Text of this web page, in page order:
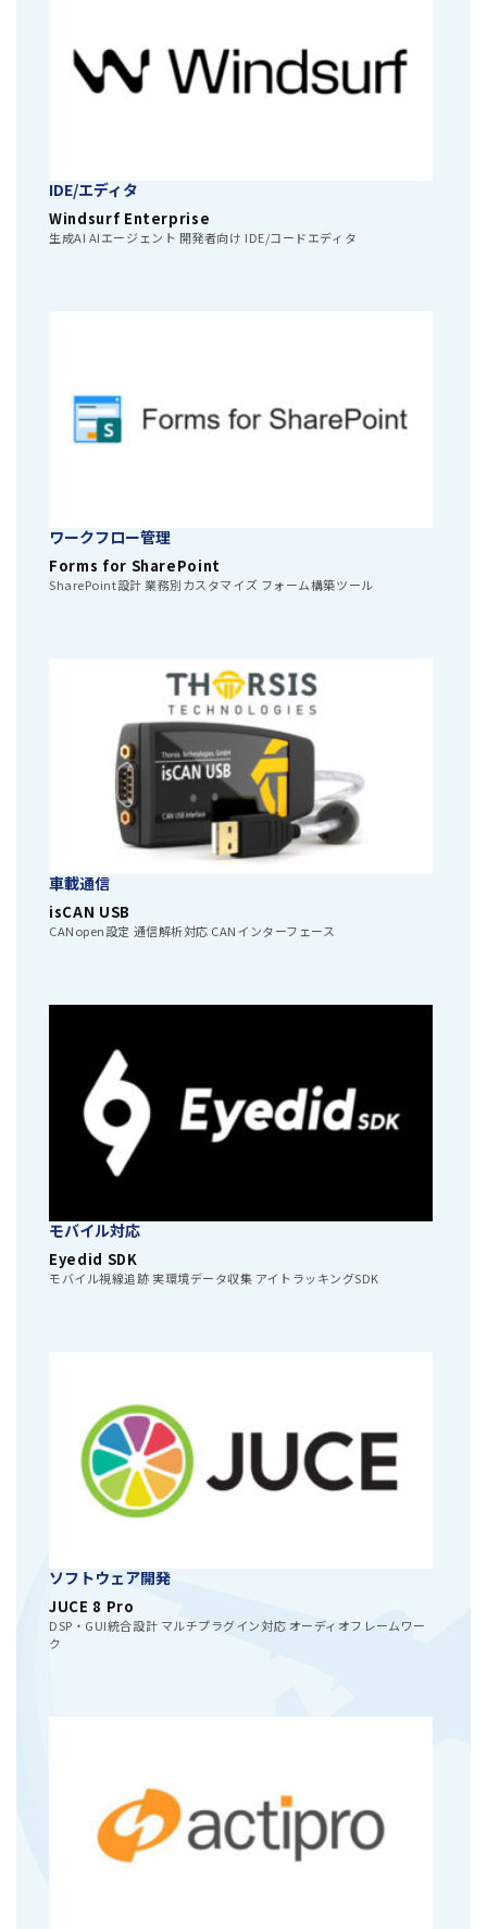
IDE/エディタ
Windsurf Enterprise
生成AI AIエージェント 開発者向け IDE/コードエディタ
ワークフロー管理
Forms for SharePoint
SharePoint設計 業務別カスタマイズ フォーム構築ツール
車載通信
isCAN USB
CANopen設定 通信解析対応 CANインターフェース
モバイル対応
Eyedid SDK
モバイル視線追跡 実環境データ収集 アイトラッキングSDK
ソフトウェア開発
JUCE 8 Pro
DSP・GUI統合設計 マルチプラグイン対応 オーディオフレームワー
ク